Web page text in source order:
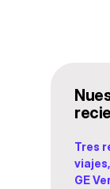
Tres
GE